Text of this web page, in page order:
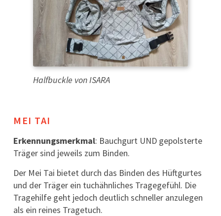
Halfbuckle von ISARA
MEI TAI
Erkennungsmerkmal: Bauchgurt UND gepolsterte
Träger sind jeweils zum Binden.
Der Mei Tai bietet durch das Binden des Hüftgurtes
und der Träger ein tuchähnliches Tragegefühl. Die
Tragehilfe geht jedoch deutlich schneller anzulegen
als ein reines Tragetuch.